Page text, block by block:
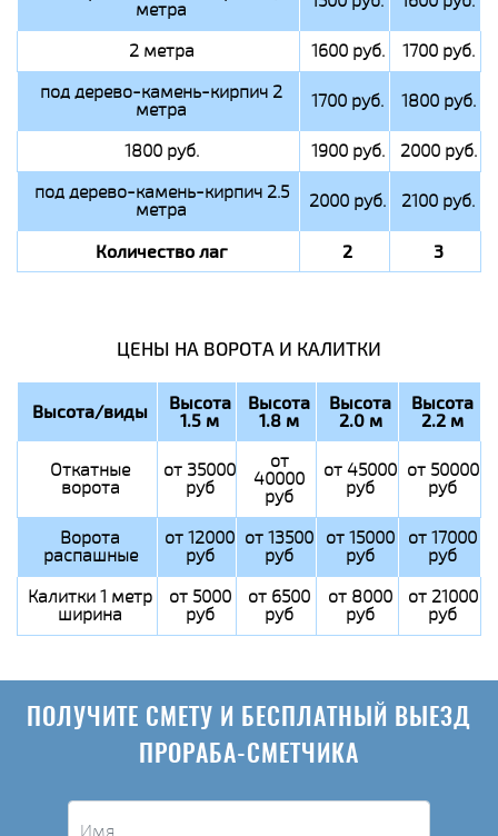
метра
2 метра 1600 руб.
1700 руб.
под дерево-камень-кирпич 2
метра 1700 руб. 1800 руб.
1800 руб. 1900 руб.
2000 руб.
под дерево-камень-кирпич 2.5
метра 2000 руб. 2100 руб.
Количество лаг 2 3
ЦЕНЫ НА ВОРОТА И КАЛИТКИ
Высота/виды Высота
1.5 м
Высота
1.8 м
Высота
2.0 м
Высота
2.2 м
Откатные
ворота
от 35000
руб
от
40000
руб
от 45000
руб
от 50000
руб
Ворота
распашные
от 12000
руб
от 13500
руб
от 15000
руб
от 17000
руб
Калитки 1 метр
ширина
от 5000
руб
от 6500
руб
от 8000
руб
от 21000
руб
ПОЛУЧИТЕ СМЕТУ И БЕСПЛАТНЫЙ ВЫЕЗД
ПРОРАБА-СМЕТЧИКА